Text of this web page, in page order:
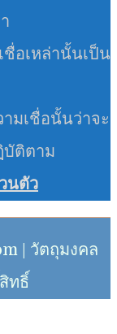
ชื่อเหล่านั้นเป็น
มเชื่อนั้นว่าจะ
บัติตาม
นตัว
| วัตถุมงคล
ทธิ์